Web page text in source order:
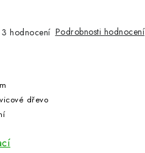
3 hodnocení Podrobnosti hodnocení
dřevo